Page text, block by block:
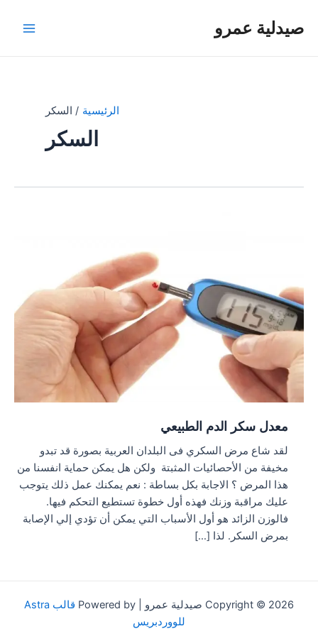
صيدلية عمرو
الرئيسية السكر
السكر
معدل سكر الدم الطبيعي
لقد شاع مرض السكري فى البلدان العربية بصورة قد تبدو
مخيفة من الأحصائيات المثبتة ولكن هل يمكن حماية انفسنا من
هذا المرض ؟ الاجابة بكل بساطة : نعم يمكنك عمل ذلك يتوجب
عليك مراقبة وزنك فهذه أول خطوة تستطيع التحكم فيها.
فالوزن الزائد هو أول الأسباب التي يمكن أن تؤدي إلي الإصابة
بمرض السكر. لذا […]
Copyright © 2026 صيدلية عمرو | Powered by
قالب Astra
للووردبريس